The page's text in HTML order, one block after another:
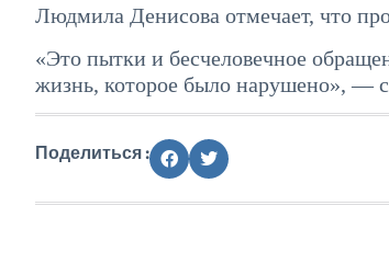
Людмила Денисова отмечает, что
«Это пытки и бесчеловечное
жизнь, которое было нарушено», —
Поделиться :